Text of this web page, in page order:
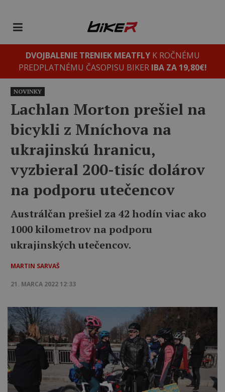
DVOJBALENIE TRENIEK MEATFLYK ROČNÉMU
PREDPLATNÉMU ČASOPISU BIKER IBA ZA 19,80€!
NOVINKY
Lachlan Morton prešiel na
bicykli z Mníchova na
ukrajinskú hranicu,
vyzbieral 200-tisíc dolárov
na podporu utečencov
Austrálčan prešiel za 42 hodín viac ako
1000 kilometrov na podporu
ukrajinských utečencov.
MARTIN SARVAŠ
21. MARCA 2022 12:33